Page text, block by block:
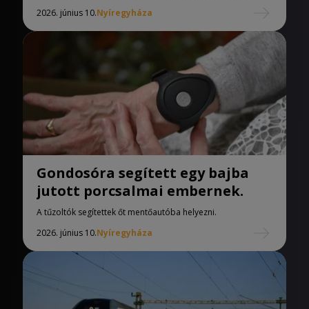
2026. június 10.Nyíregyháza
Gondosóra segített egy bajba
jutott porcsalmai embernek.
A tűzoltók segítettek őt mentőautóba helyezni.
2026. június 10.Nyíregyháza